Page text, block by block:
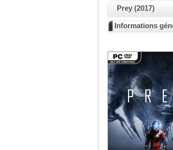
Prey (2017)
Informations